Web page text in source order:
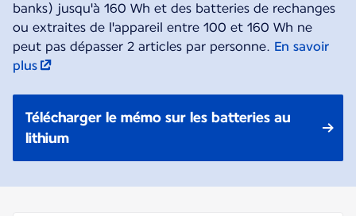
banks) jusqu'à 160 Wh et des batteries de rechanges
ou extraites de l'appareil entre 100 et 160 Wh ne
peut pas dépasser 2 articles par personne. En savoir
plus
Télécharger le mémo sur les batteries au
lithium